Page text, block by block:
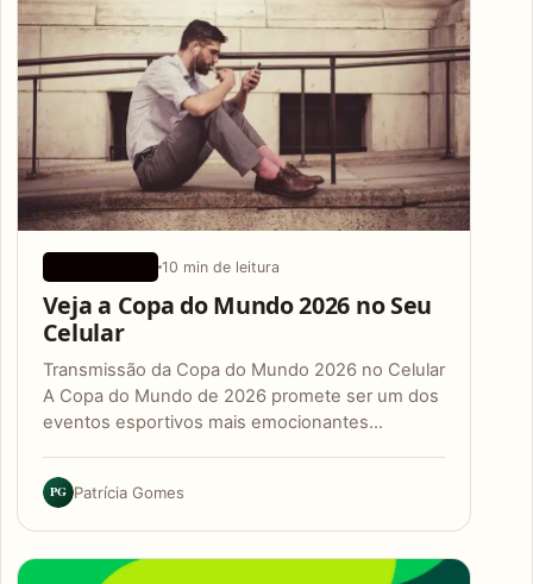
10 min de leitura
Veja a Copa do Mundo 2026 no Seu
Celular
Transmissão da Copa do Mundo 2026 no Celular
A Copa do Mundo de 2026 promete ser um dos
eventos esportivos mais emocionantes…
PG Patrícia Gomes